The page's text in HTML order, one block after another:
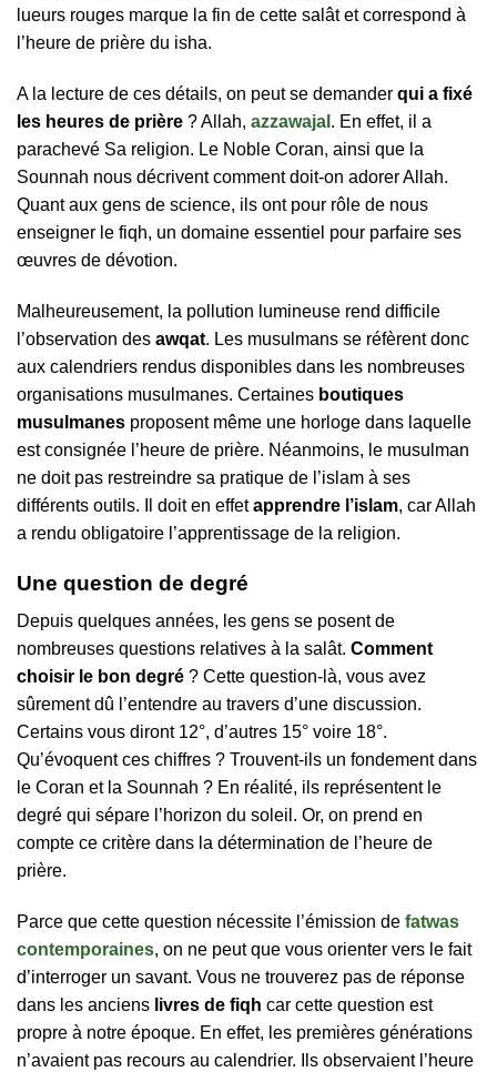
lueurs rouges marque la fin de cette salât et correspond à
l’heure de prière du isha.
A la lecture de ces détails, on peut se demander qui a fixé
les heures de prière ? Allah, azzawajal . En effet, il a
parachevé Sa religion. Le Noble Coran, ainsi que la
Sounnah nous décrivent comment doit-on adorer Allah.
Quant aux gens de science, ils ont pour rôle de nous
enseigner le fiqh, un domaine essentiel pour parfaire ses
œuvres de dévotion.
Malheureusement, la pollution lumineuse rend difficile
l’observation des awqat. Les musulmans se réfèrent donc
aux calendriers rendus disponibles dans les nombreuses
organisations musulmanes. Certaines boutiques
musulmanes proposent même une horloge dans laquelle
est consignée l’heure de prière. Néanmoins, le musulman
ne doit pas restreindre sa pratique de l’islam à ses
différents outils. Il doit en effetapprendre l’islam, car Allah
a rendu obligatoire l’apprentissage de la religion.
Une question de degré
Depuis quelques années, les gens se posent de
nombreuses questions relatives à la salât. Comment
choisir le bon degré ? Cette question-là, vous avez
sûrement dû l’entendre au travers d’une discussion.
Certains vous diront 12°, d’autres 15° voire 18°.
Qu’évoquent ces chiffres ? Trouvent-ils un fondement dans
le Coran et la Sounnah ? En réalité, ils représentent le
degré qui sépare l’horizon du soleil. Or, on prend en
compte ce critère dans la détermination de l’heure de
prière.
Parce que cette question nécessite l’émission de fatwas
contemporaines, on ne peut que vous orienter vers le fait
d’interroger un savant. Vous ne trouverez pas de réponse
dans les anciens livres de fiqh car cette question est
propre à notre époque. En effet, les premières générations
n’avaient pas recours au calendrier. Ils observaient l’heure